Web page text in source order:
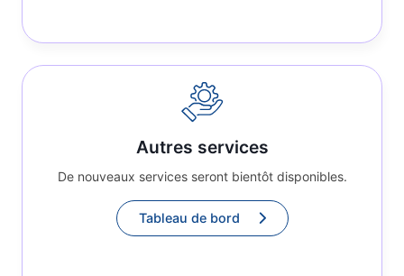
Autres services
De nouveaux services seront bientôt disponibles.
Tableau de bord